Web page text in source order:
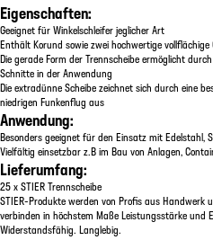
Eigenschaften:
Geeignet für Winkelschleifer jeglicher Art
Enthält Korund sowie zwei hochwertige vollflächige
Die gerade Form der Trennscheibe ermöglicht
Schnitte in der Anwendung
Die extradünne Scheibe zeichnet sich durch eine
niedrigen Funkenflug aus
Anwendung:
Besonders geeignet für den Einsatz mit Edelstahl,
Vielfältig einsetzbar z.B im Bau von Anlagen,
Lieferumfang:
25 x STIER Trennscheibe
STIER-Produkte werden von Profis aus Handwerk
verbinden in höchstem Maße Leistungsstärke und
Widerstandsfähig. Langlebig.